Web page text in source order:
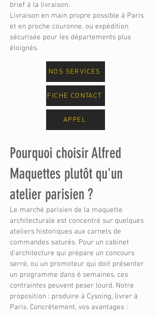
brief à la livraison.
Livraison en main propre possible à Paris
et en proche couronne, ou expédition
sécurisée pour les départements plus
éloignés.
NOS SERVICES
FICHE CONTACT
APPEL
Pourquoi choisir Alfred
Maquettes plutôt qu'un
atelier parisien ?
Le marché parisien de la maquette
architecturale est concentré sur quelques
ateliers historiques aux carnets de
commandes saturés. Pour un cabinet
d'architecture qui prépare un concours
serré, ou un promoteur qui doit présenter
un programme dans 6 semaines, ces
contraintes peuvent peser lourd. Notre
proposition : produire à Cysoing, livrer à
Paris. Concrètement, vos avantages :